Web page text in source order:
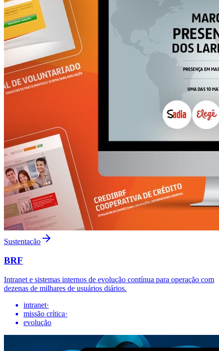
Sustentação
BRF
Intranet e sistemas internos de evolução contínua para operação com
dezenas de milhares de usuários diários.
intranet·
missão crítica·
evolução